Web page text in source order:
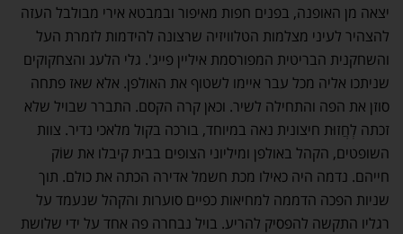
יצאה מן האופנה, בפנים חפות מאיפור ובמבטא אירי מבולבל העזה
להצהיר לעיני מצלמות הטלוויזיה שרצונה להידמות לזמרת העל
והשחקנית הבריטית המפורסמת איליין פייג'. גלי הלעג והצחקוקים
שניתכו אליה מכל עבר איימו לשטוף את האולפן. אלא שאז פתחה
סוזן את הפה והתחילה לשיר. וכאן קרה הקסם. התברר שבויל שלא
זכתה לְחֲזוּת חיצונית נאה במיוחד, בורכה בקול מלאכי נדיר. צוות
השופטים, הקהל באולפן ומיליוני הצופים בבית קיבלו את שוֹק
חייהם. נדמה היה כאילו מכת חשמל אדירה הכתה את כולם. תוך
שניות הפכה הדממה למחיאות כפיים סוערות והקהל שנעמד על
רגליו התקשה להפסיק להריע. בויל נבחרה פה אחד על ידי שלושת